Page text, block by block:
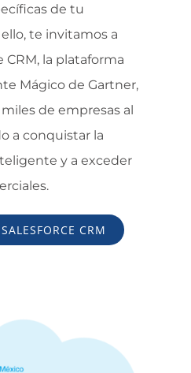
de tu
te invitamos a
CRM, la plataforma
Mágico de Gartner,
de empresas al
a conquistar la
y a exceder
CRM